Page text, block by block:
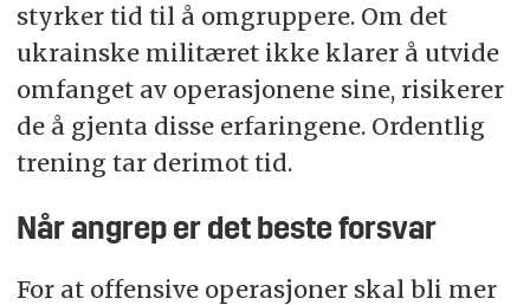
styrker tid til å omgruppere. Om det
ukrainske militæret ikke klarer å utvide
omfanget av operasjonene sine, risikerer
de å gjenta disse erfaringene. Ordentlig
trening tar derimot tid.
Når angrep er det beste forsvar
For at offensive operasjoner skal bli mer